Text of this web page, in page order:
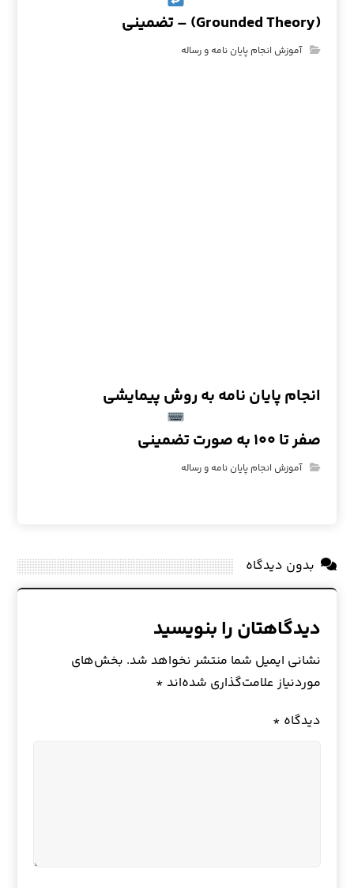
(Grounded Theory) – تضمینی
آموزش انجام پایان نامه و رساله
انجام پایان نامه به روش پیمایشی
صفر تا ۱۰۰ به صورت تضمینی
آموزش انجام پایان نامه و رساله
بدون دیدگاه
دیدگاهتان را بنویسید
نشانی ایمیل شما منتشر نخواهد شد. بخش‌های
موردنیاز علامت‌گذاری شده‌اند *
دیدگاه *